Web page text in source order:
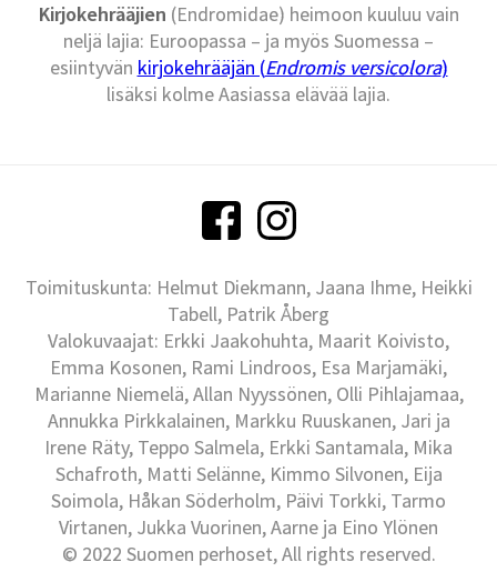
Kirjokehrääjien (Endromidae) heimoon kuuluu vain
neljä lajia: Euroopassa – ja myös Suomessa –
esiintyvän kirjokehrääjän (Endromis versicolora)
lisäksi kolme Aasiassa elävää lajia.
Toimituskunta: Helmut Diekmann, Jaana Ihme, Heikki
Tabell, Patrik Åberg
Valokuvaajat: Erkki Jaakohuhta, Maarit Koivisto,
Emma Kosonen, Rami Lindroos, Esa Marjamäki,
Marianne Niemelä, Allan Nyyssönen, Olli Pihlajamaa,
Annukka Pirkkalainen, Markku Ruuskanen, Jari ja
Irene Räty, Teppo Salmela, Erkki Santamala, Mika
Schafroth, Matti Selänne, Kimmo Silvonen, Eija
Soimola, Håkan Söderholm, Päivi Torkki, Tarmo
Virtanen, Jukka Vuorinen, Aarne ja Eino Ylönen
© 2022 Suomen perhoset, All rights reserved.